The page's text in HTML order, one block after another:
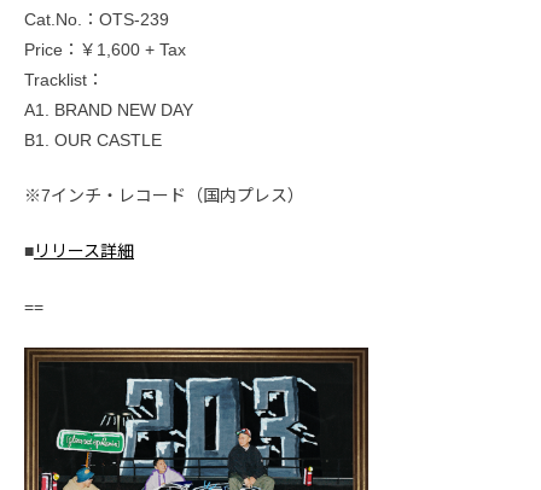
Cat.No.：OTS-239
Price：￥1,600 + Tax
Tracklist：
A1. BRAND NEW DAY
B1. OUR CASTLE
※7インチ・レコード（国内プレス）
■リリース詳細
==